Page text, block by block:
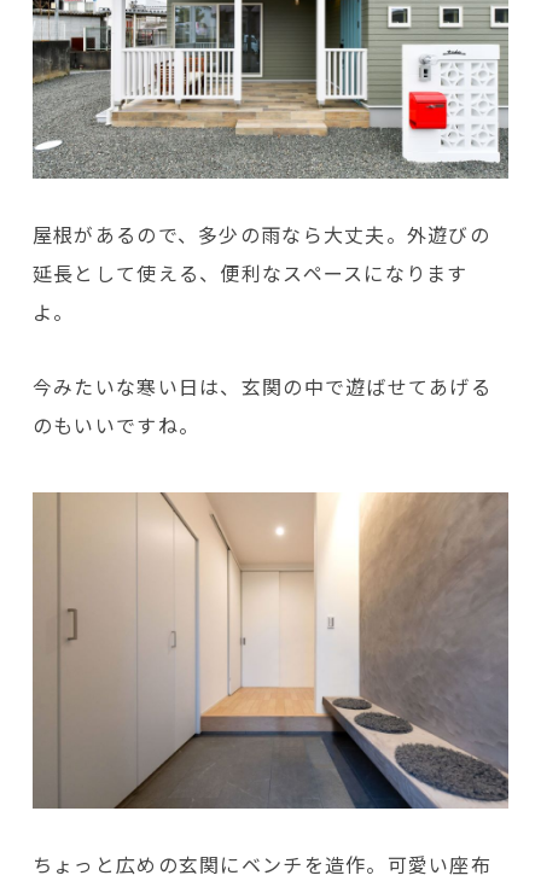
屋根があるので、多少の雨なら大丈夫。外遊びの
延長として使える、便利なスペースになります
よ。
今みたいな寒い日は、玄関の中で遊ばせてあげる
のもいいですね。
ちょっと広めの玄関にベンチを造作。可愛い座布